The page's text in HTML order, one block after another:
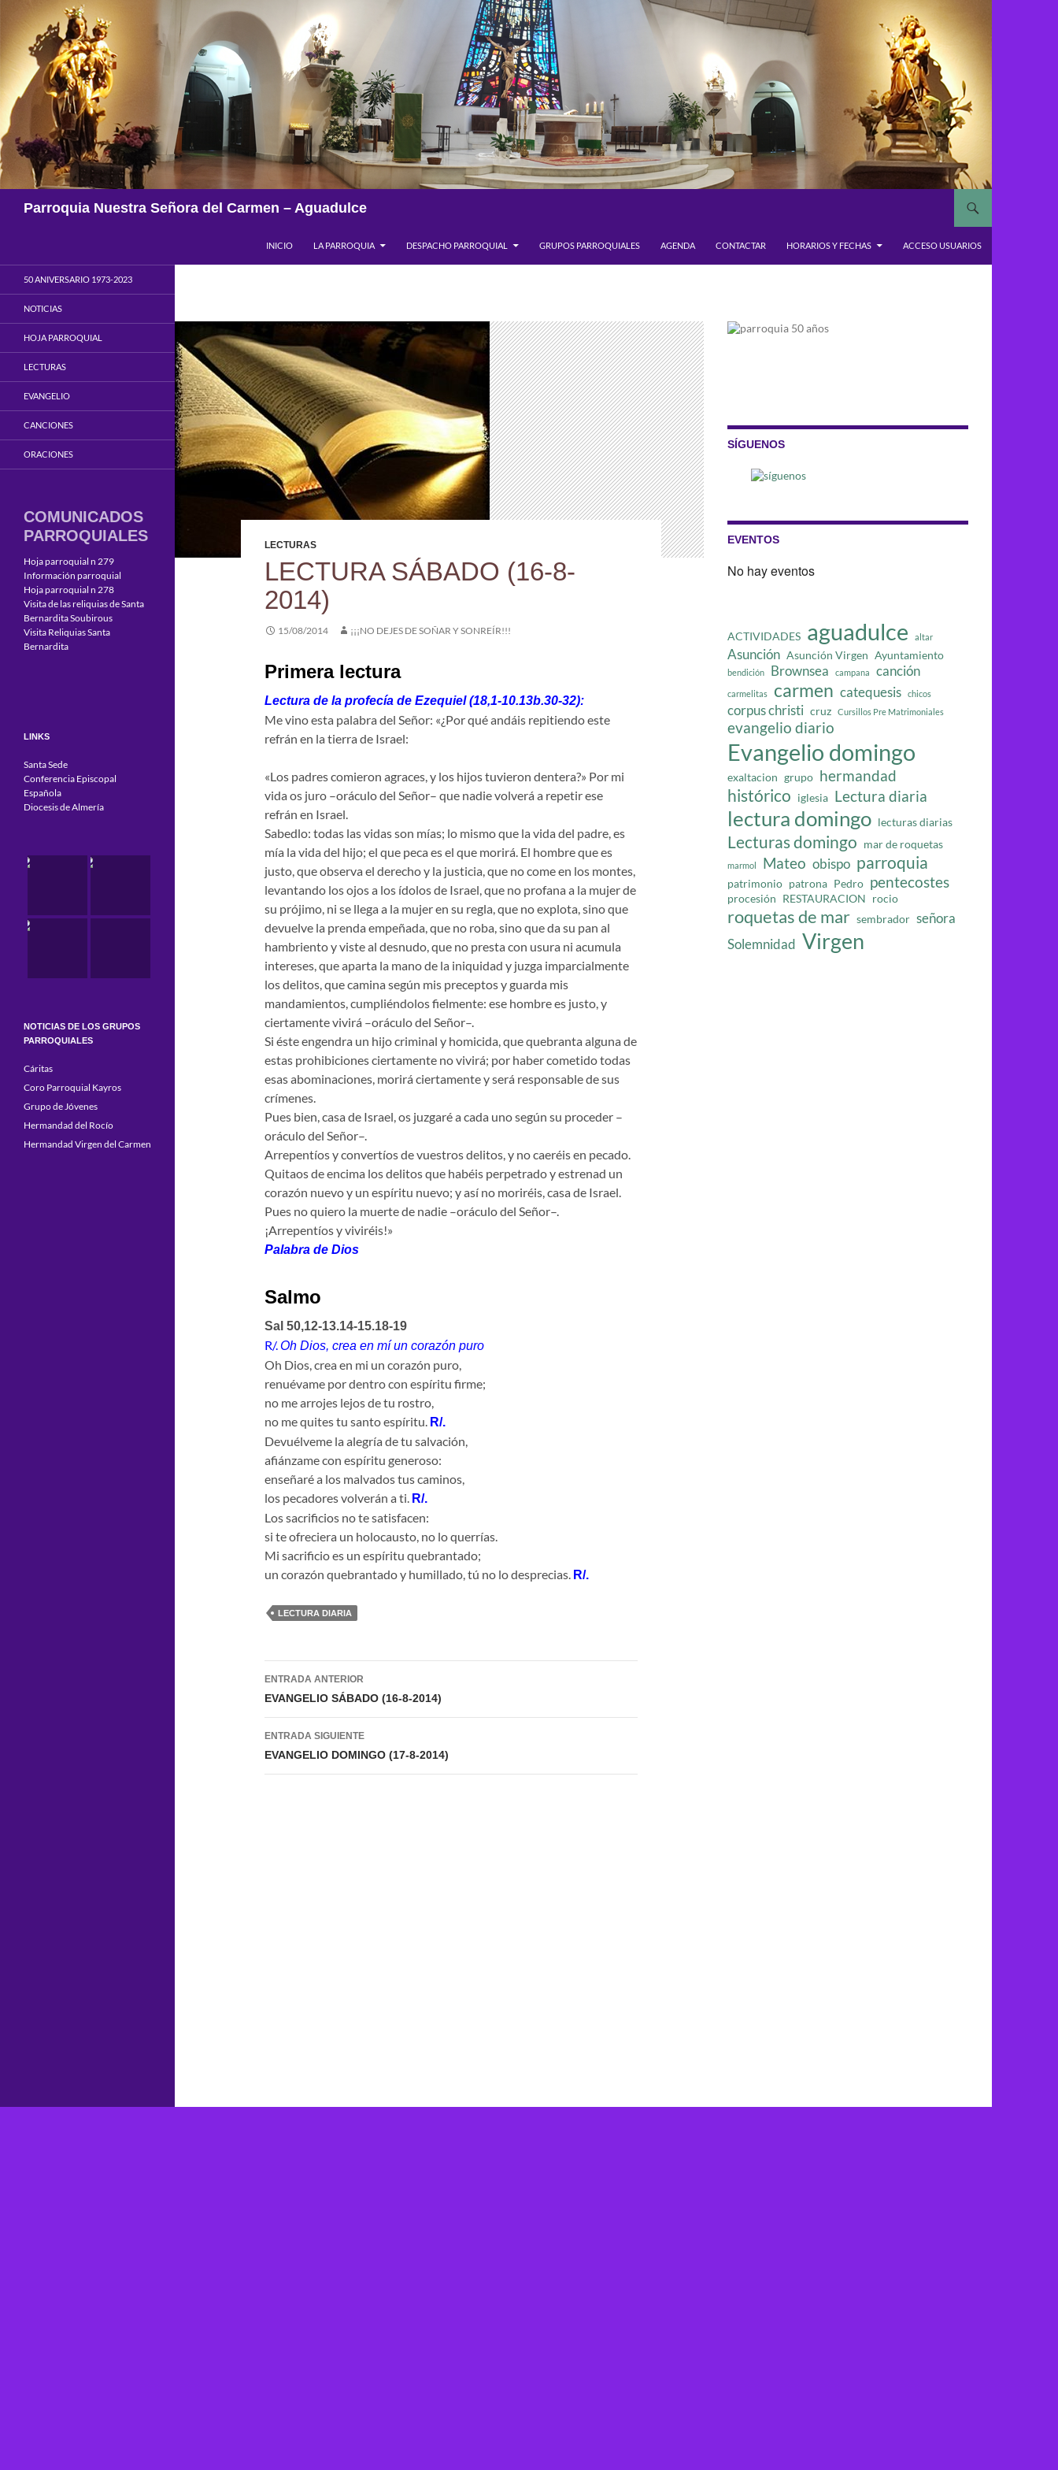
contenido
Parroquia Nuestra Señora del Carmen – Aguadulce
INICIO LA PARROQUIA DESPACHO PARROQUIAL GRUPOS PARROQUIALES AGENDA CONTACTAR HORARIOS Y FECHAS ACCESO USUARIOS
LECTURAS
LECTURA SÁBADO (16-8-
2014)
15/08/2014 ¡¡¡NO DEJES DE SOÑAR Y SONREÍR!!!
Primera lectura
Lectura de la profecía de Ezequiel (18,1-10.13b.30-32):
Me vino esta palabra del Señor: «¿Por qué andáis repitiendo este
refrán en la tierra de Israel:
«Los padres comieron agraces, y los hijos tuvieron dentera?» Por mi
vida os juro –oráculo del Señor– que nadie volverá a repetir ese
refrán en Israel.
Sabedlo: todas las vidas son mías; lo mismo que la vida del padre, es
mía la vida del hijo; el que peca es el que morirá. El hombre que es
justo, que observa el derecho y la justicia, que no come en los montes,
levantando los ojos a los ídolos de Israel, que no profana a la mujer de
su prójimo, ni se llega a la mujer en su regla, que no explota, sino que
devuelve la prenda empeñada, que no roba, sino que da su pan al
hambriento y viste al desnudo, que no presta con usura ni acumula
intereses, que aparta la mano de la iniquidad y juzga imparcialmente
los delitos, que camina según mis preceptos y guarda mis
mandamientos, cumpliéndolos fielmente: ese hombre es justo, y
ciertamente vivirá –oráculo del Señor–.
Si éste engendra un hijo criminal y homicida, que quebranta alguna de
estas prohibiciones ciertamente no vivirá; por haber cometido todas
esas abominaciones, morirá ciertamente y será responsable de sus
crímenes.
Pues bien, casa de Israel, os juzgaré a cada uno según su proceder –
oráculo del Señor–.
Arrepentíos y convertíos de vuestros delitos, y no caeréis en pecado.
Quitaos de encima los delitos que habéis perpetrado y estrenad un
corazón nuevo y un espíritu nuevo; y así no moriréis, casa de Israel.
Pues no quiero la muerte de nadie –oráculo del Señor–.
¡Arrepentíos y viviréis!»
Palabra de Dios
Salmo
Sal 50,12-13.14-15.18-19
R/.Oh Dios, crea en mí un corazón puro
Oh Dios, crea en mi un corazón puro,
renuévame por dentro con espíritu firme;
no me arrojes lejos de tu rostro,
no me quites tu santo espíritu. R/.
Devuélveme la alegría de tu salvación,
afiánzame con espíritu generoso:
enseñaré a los malvados tus caminos,
los pecadores volverán a ti. R/.
Los sacrificios no te satisfacen:
si te ofreciera un holocausto, no lo querrías.
Mi sacrificio es un espíritu quebrantado;
un corazón quebrantado y humillado, tú no lo desprecias. R/.
LECTURA DIARIA
Navegación
de
entradas
ENTRADA ANTERIOR
EVANGELIO SÁBADO (16-8-2014)
ENTRADA SIGUIENTE
EVANGELIO DOMINGO (17-8-2014)
SÍGUENOS
EVENTOS
No hay eventos
ACTIVIDADES aguadulce altar
Asunción Asunción Virgen Ayuntamiento
bendición Brownsea campana canción
carmelitas carmen catequesis chicos
corpus christi cruz Cursillos Pre Matrimoniales
evangelio diario
Evangelio domingo
exaltacion grupo hermandad
histórico iglesia Lectura diaria
lectura domingo lecturas diarias
Lecturas domingo mar de roquetas
marmol Mateo obispo parroquia
patrimonio patrona Pedro pentecostes
procesión RESTAURACION rocio
roquetas de mar sembrador señora
Solemnidad Virgen
50 ANIVERSARIO 1973-2023
NOTICIAS
HOJA PARROQUIAL
LECTURAS
EVANGELIO
CANCIONES
ORACIONES
COMUNICADOS
PARROQUIALES
Hoja parroquial n 279
Información parroquial
Hoja parroquial n 278
Visita de las reliquias de Santa
Bernardita Soubirous
Visita Reliquias Santa
Bernardita
LINKS
Santa Sede
Conferencia Episcopal
Española
Diocesis de Almería
NOTICIAS DE LOS GRUPOS
PARROQUIALES
Cáritas
Coro Parroquial Kayros
Grupo de Jóvenes
Hermandad del Rocío
Hermandad Virgen del Carmen